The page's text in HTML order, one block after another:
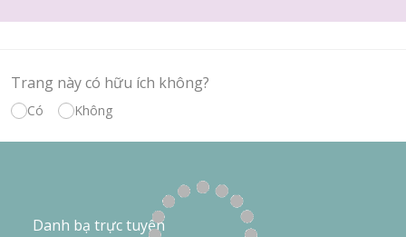
Trang này có hữu ích không?
Có Không
Danh bạ trực tuyến